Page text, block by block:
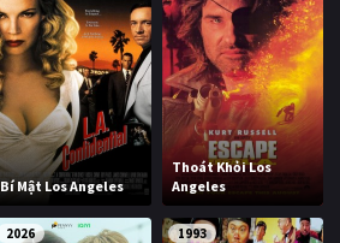
Bí Mật Los Angeles
Thoát Khỏi Los
Angeles
2026 1993